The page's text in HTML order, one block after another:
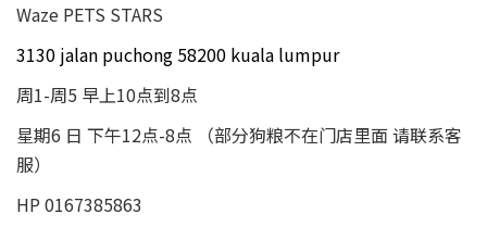
Waze PETS STARS
3130 jalan puchong 58200 kuala lumpur
周1-周5 早上10点到8点
星期6 日 下午12点-8点 （部分狗粮不在门店里面 请联系客
服）
HP 0167385863